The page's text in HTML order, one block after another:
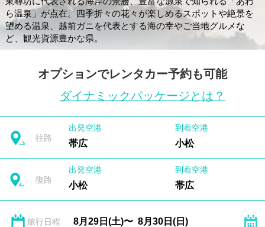
ら温泉」が点在。四季折々の花々が楽しめるスポットや絶景を
望める温泉、越前ガニを代表とする海の幸やご当地グルメな
ど、観光資源豊かな県。
オプションでレンタカー予約も可能
ダイナミックパッケージとは？
往路
出発空港
帯広
到着空港
小松
復路
出発空港
小松
到着空港
帯広
旅行日程